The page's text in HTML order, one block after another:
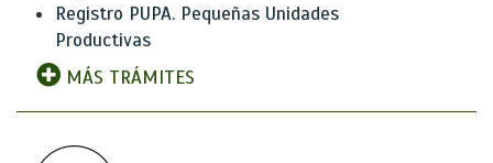
Registro PUPA. Pequeñas Unidades
Productivas
MÁS TRÁMITES